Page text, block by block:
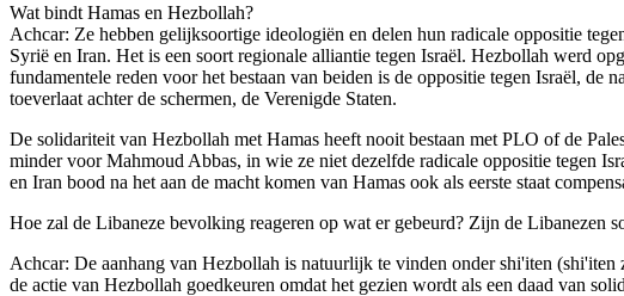
Wat bindt Hamas en Hezbollah?
Achcar: Ze hebben gelijksoortige ideologiën en delen hun radicale oppositie
Syrië en Iran. Het is een soort regionale alliantie tegen Israël. Hezbollah werd
fundamentele reden voor het bestaan van beiden is de oppositie tegen Israël, de
toeverlaat achter de schermen, de Verenigde Staten.
De solidariteit van Hezbollah met Hamas heeft nooit bestaan met PLO of de
minder voor Mahmoud Abbas, in wie ze niet dezelfde radicale oppositie tegen
en Iran bood na het aan de macht komen van Hamas ook als eerste staat
Hoe zal de Libaneze bevolking reageren op wat er gebeurd? Zijn de
Achcar: De aanhang van Hezbollah is natuurlijk te vinden onder shi'iten
de actie van Hezbollah goedkeuren omdat het gezien wordt als een daad van